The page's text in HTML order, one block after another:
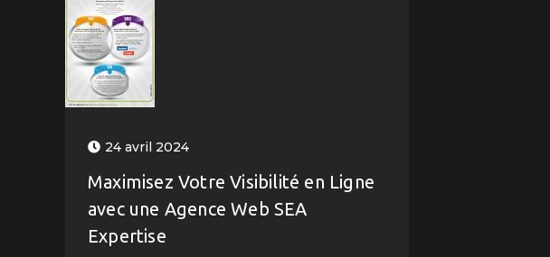
24 avril 2024
Maximisez Votre Visibilité en Ligne
avec une Agence Web SEA
Expertise